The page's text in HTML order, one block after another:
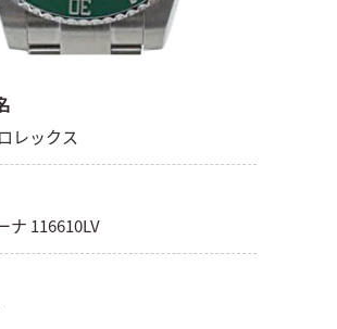
レックス
ナ 116610LV